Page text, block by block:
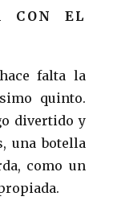
CON EL
falta la
quinto.
divertido y
una botella
como un